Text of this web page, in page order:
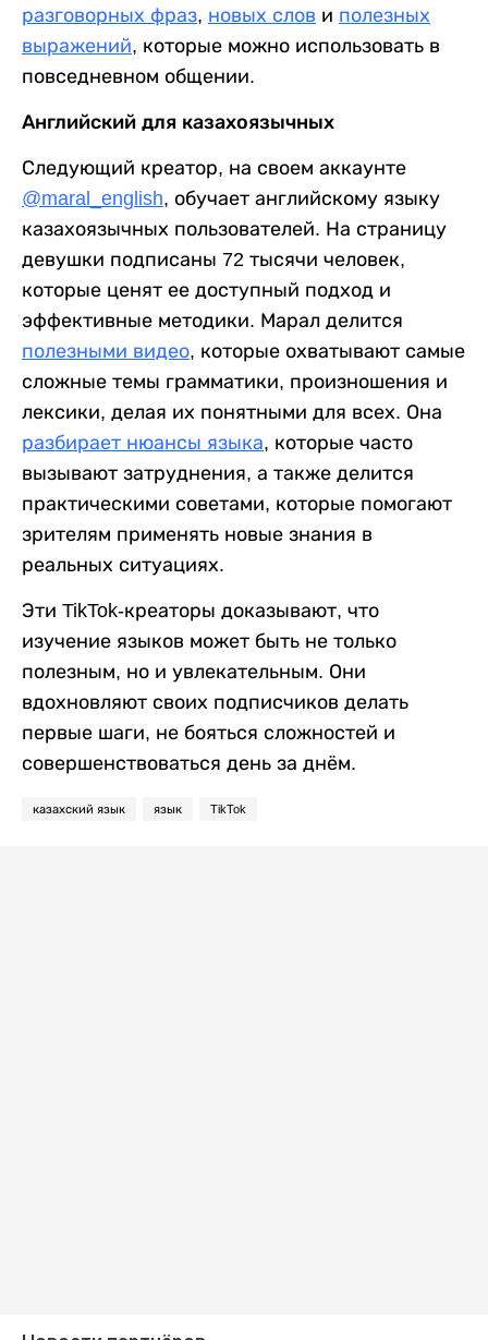
разговорных фраз, новых слов и полезных
выражений, которые можно использовать в
повседневном общении.
Английский для казахоязычных
Следующий креатор, на своем аккаунте
@maral_english, обучает английскому языку
казахоязычных пользователей. На страницу
девушки подписаны 72 тысячи человек,
которые ценят ее доступный подход и
эффективные методики. Марал делится
полезными видео, которые охватывают самые
сложные темы грамматики, произношения и
лексики, делая их понятными для всех. Она
разбирает нюансы языка, которые часто
вызывают затруднения, а также делится
практическими советами, которые помогают
зрителям применять новые знания в
реальных ситуациях.
Эти TikTok-креаторы доказывают, что
изучение языков может быть не только
полезным, но и увлекательным. Они
вдохновляют своих подписчиков делать
первые шаги, не бояться сложностей и
совершенствоваться день за днём.
казахский язык язык TikTok